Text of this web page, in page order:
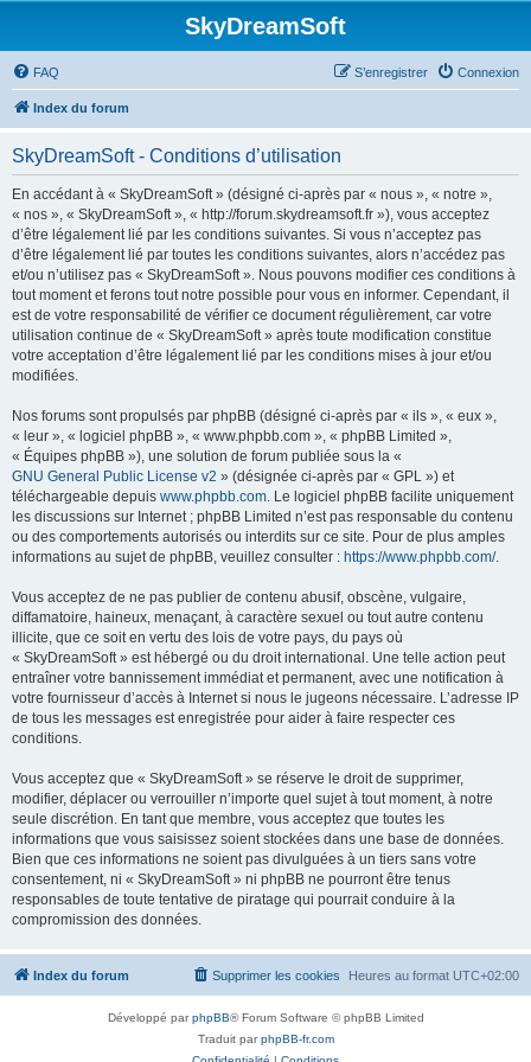
SkyDreamSoft
FAQ Connexion
S’enregistrer
Index du forum
SkyDreamSoft - Conditions d’utilisation
En accédant à « SkyDreamSoft » (désigné ci-après par « nous », « notre »,
« nos », « SkyDreamSoft », « http://forum.skydreamsoft.fr »), vous acceptez
d’être légalement lié par les conditions suivantes. Si vous n’acceptez pas
d’être légalement lié par toutes les conditions suivantes, alors n’accédez pas
et/ou n’utilisez pas « SkyDreamSoft ». Nous pouvons modifier ces conditions à
tout moment et ferons tout notre possible pour vous en informer. Cependant, il
est de votre responsabilité de vérifier ce document régulièrement, car votre
utilisation continue de « SkyDreamSoft » après toute modification constitue
votre acceptation d’être légalement lié par les conditions mises à jour et/ou
modifiées.
Nos forums sont propulsés par phpBB (désigné ci-après par « ils », « eux »,
« leur », « logiciel phpBB », « www.phpbb.com », « phpBB Limited »,
« Équipes phpBB »), une solution de forum publiée sous la «
GNU General Public License v2 » (désignée ci-après par « GPL ») et
téléchargeable depuis www.phpbb.com. Le logiciel phpBB facilite uniquement
les discussions sur Internet ; phpBB Limited n’est pas responsable du contenu
ou des comportements autorisés ou interdits sur ce site. Pour de plus amples
informations au sujet de phpBB, veuillez consulter : https://www.phpbb.com/.
Vous acceptez de ne pas publier de contenu abusif, obscène, vulgaire,
diffamatoire, haineux, menaçant, à caractère sexuel ou tout autre contenu
illicite, que ce soit en vertu des lois de votre pays, du pays où
« SkyDreamSoft » est hébergé ou du droit international. Une telle action peut
entraîner votre bannissement immédiat et permanent, avec une notification à
votre fournisseur d’accès à Internet si nous le jugeons nécessaire. L’adresse IP
de tous les messages est enregistrée pour aider à faire respecter ces
conditions.
Vous acceptez que « SkyDreamSoft » se réserve le droit de supprimer,
modifier, déplacer ou verrouiller n’importe quel sujet à tout moment, à notre
seule discrétion. En tant que membre, vous acceptez que toutes les
informations que vous saisissez soient stockées dans une base de données.
Bien que ces informations ne soient pas divulguées à un tiers sans votre
consentement, ni « SkyDreamSoft » ni phpBB ne pourront être tenus
responsables de toute tentative de piratage qui pourrait conduire à la
compromission des données.
Index du forum Heures au format UTC+02:00
Supprimer les cookies
Développé parphpBB® Forum Software © phpBB Limited
Traduit parphpBB-fr.com